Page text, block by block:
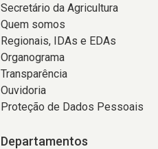
Secretário da Agricultura
Quem somos
Regionais, IDAs e EDAs
Organograma
Transparência
Ouvidoria
Proteção de Dados Pessoais
Departamentos